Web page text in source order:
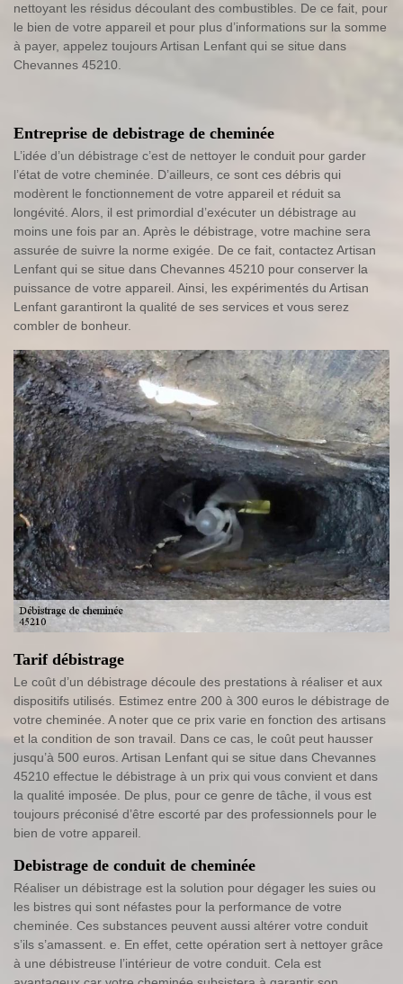
nettoyant les résidus découlant des combustibles. De ce fait, pour
le bien de votre appareil et pour plus d’informations sur la somme
à payer, appelez toujours Artisan Lenfant qui se situe dans
Chevannes 45210.
Entreprise de debistrage de cheminée
L’idée d’un débistrage c’est de nettoyer le conduit pour garder
l’état de votre cheminée. D’ailleurs, ce sont ces débris qui
modèrent le fonctionnement de votre appareil et réduit sa
longévité. Alors, il est primordial d’exécuter un débistrage au
moins une fois par an. Après le débistrage, votre machine sera
assurée de suivre la norme exigée. De ce fait, contactez Artisan
Lenfant qui se situe dans Chevannes 45210 pour conserver la
puissance de votre appareil. Ainsi, les expérimentés du Artisan
Lenfant garantiront la qualité de ses services et vous serez
combler de bonheur.
Tarif débistrage
Le coût d’un débistrage découle des prestations à réaliser et aux
dispositifs utilisés. Estimez entre 200 à 300 euros le débistrage de
votre cheminée. A noter que ce prix varie en fonction des artisans
et la condition de son travail. Dans ce cas, le coût peut hausser
jusqu’à 500 euros. Artisan Lenfant qui se situe dans Chevannes
45210 effectue le débistrage à un prix qui vous convient et dans
la qualité imposée. De plus, pour ce genre de tâche, il vous est
toujours préconisé d’être escorté par des professionnels pour le
bien de votre appareil.
Debistrage de conduit de cheminée
Réaliser un débistrage est la solution pour dégager les suies ou
les bistres qui sont néfastes pour la performance de votre
cheminée. Ces substances peuvent aussi altérer votre conduit
s’ils s’amassent. e. En effet, cette opération sert à nettoyer grâce
à une débistreuse l’intérieur de votre conduit. Cela est